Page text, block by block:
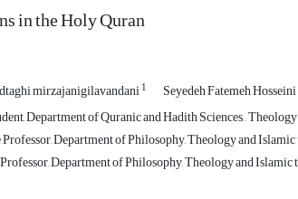
in the Holy Quran
mirzajanigilavandani1 Seyedeh Fatemeh
Department of Quranic and Hadith Sciences, ,
Department of Philosophy, Theology and
Department of Philosophy, Theology and